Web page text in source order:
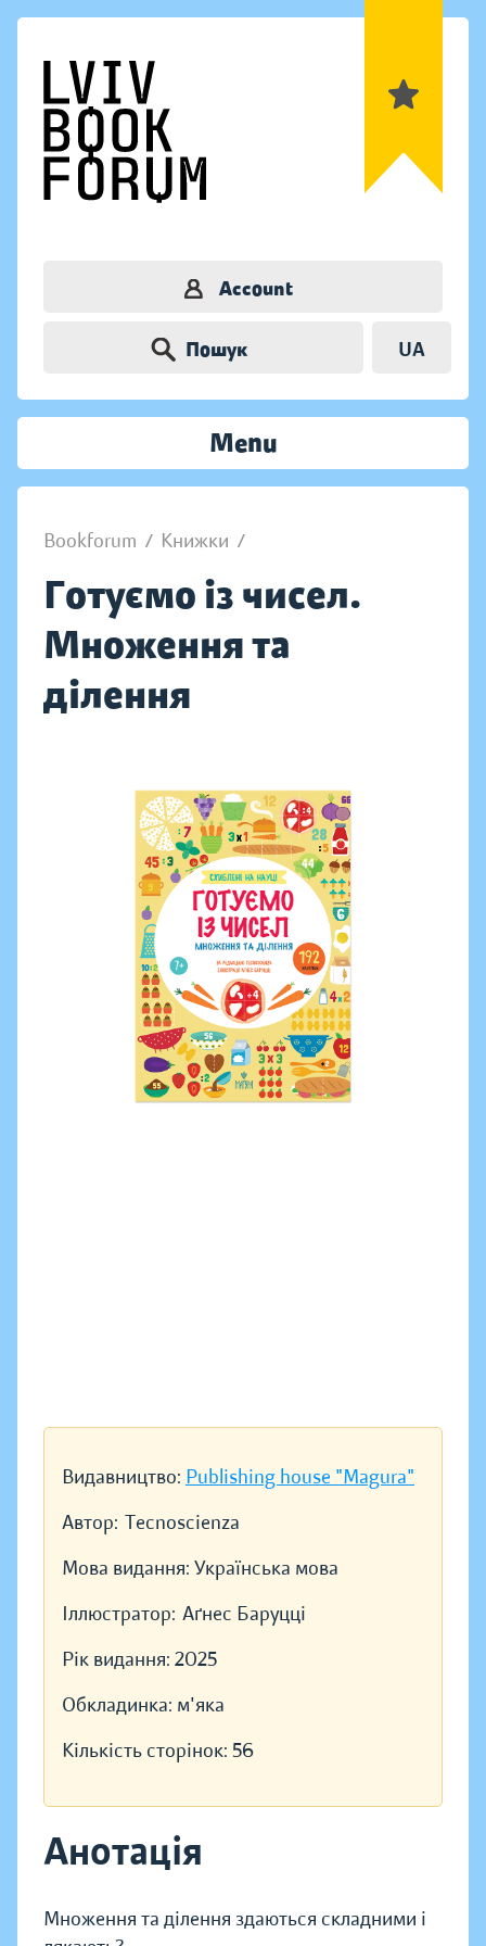
Account
Пошук UA
Menu
Bookforum / Книжки /
Готуємо із чисел.
Множення та
ділення
Видавництво: Publishing house "Magura"
Автор: Tecnoscienza
Мова видання: Українська мова
Іллюстратор: Аґнес Баруцці
Рік видання: 2025
Обкладинка: м'яка
Кількість сторінок: 56
Анотація
Множення та ділення здаються складними і